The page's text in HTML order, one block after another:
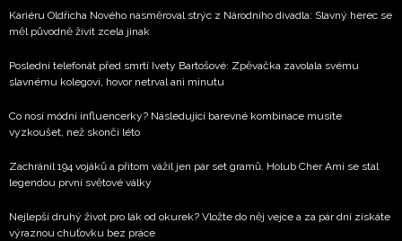
Kariéru Oldřicha Nového nasměroval strýc z Národního divadla: Slavný herec se
měl původně živit zcela jinak
Poslední telefonát před smrtí Ivety Bartošové: Zpěvačka zavolala svému
slavnému kolegovi, hovor netrval ani minutu
Co nosí módní influencerky? Následující barevné kombinace musíte
vyzkoušet, než skončí léto
Zachránil 194 vojáků a přitom vážil jen pár set gramů. Holub Cher Ami se stal
legendou první světové války
Nejlepší druhý život pro lák od okurek? Vložte do něj vejce a za pár dní získáte
výraznou chuťovku bez práce